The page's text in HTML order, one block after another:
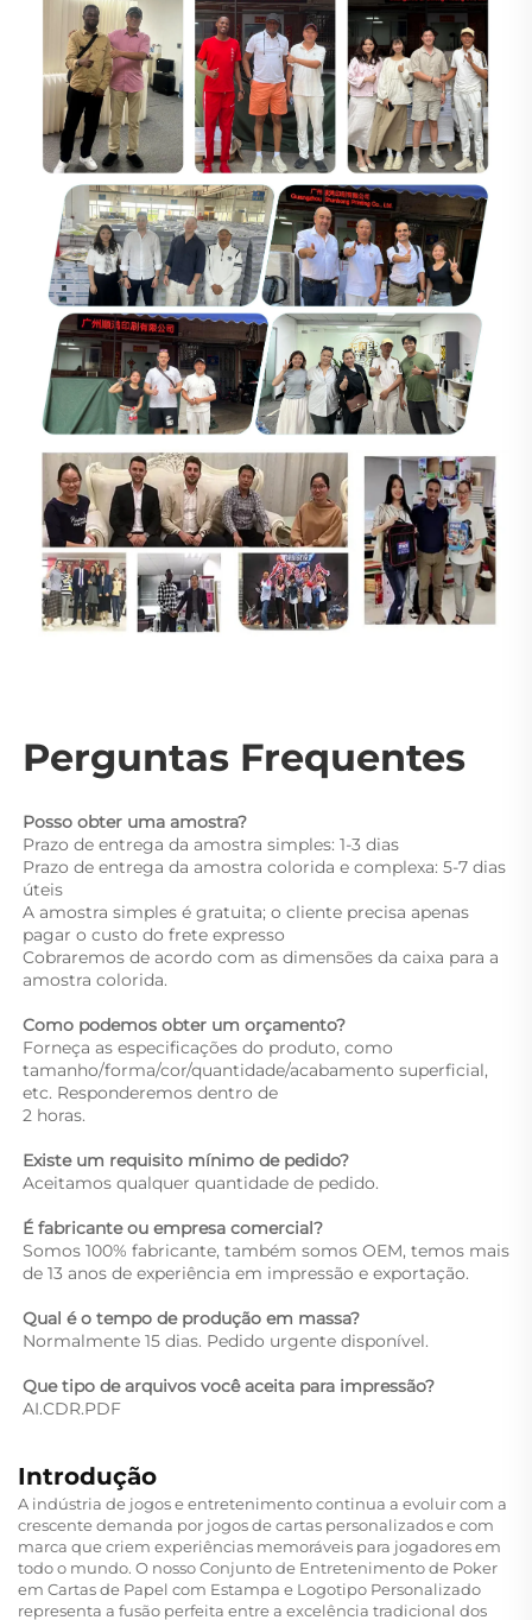
Perguntas Frequentes
Posso obter uma amostra?
Prazo de entrega da amostra simples: 1-3 dias
Prazo de entrega da amostra colorida e complexa: 5-7 dias
úteis
A amostra simples é gratuita; o cliente precisa apenas
pagar o custo do frete expresso
Cobraremos de acordo com as dimensões da caixa para a
amostra colorida.
Como podemos obter um orçamento?
Forneça as especificações do produto, como
tamanho/forma/cor/quantidade/acabamento superficial,
etc. Responderemos dentro de
2 horas.
Existe um requisito mínimo de pedido?
Aceitamos qualquer quantidade de pedido.
É fabricante ou empresa comercial?
Somos 100% fabricante, também somos OEM, temos mais
de 13 anos de experiência em impressão e exportação.
Qual é o tempo de produção em massa?
Normalmente 15 dias. Pedido urgente disponível.
Que tipo de arquivos você aceita para impressão?
AI.CDR.PDF
Introdução
A indústria de jogos e entretenimento continua a evoluir com a
crescente demanda por jogos de cartas personalizados e com
marca que criem experiências memoráveis para jogadores em
todo o mundo. O nosso Conjunto de Entretenimento de Poker
em Cartas de Papel com Estampa e Logotipo Personalizado
representa a fusão perfeita entre a excelência tradicional dos